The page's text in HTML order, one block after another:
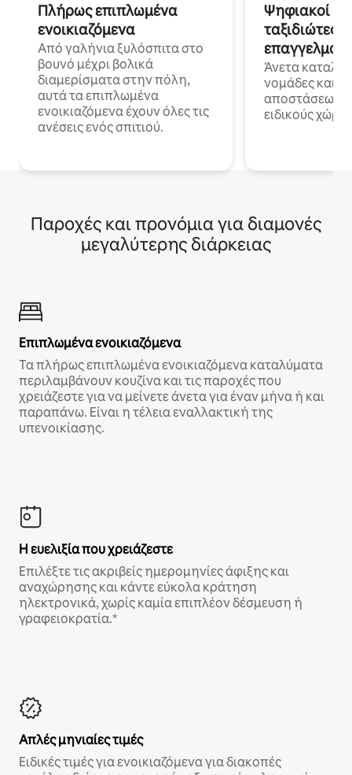
Πλήρως επιπλωμένα
ενοικιαζόμενα
Από γαλήνια ξυλόσπιτα στο
βουνό μέχρι βολικά
διαμερίσματα στην πόλη,
αυτά τα επιπλωμένα
ενοικιαζόμενα έχουν όλες τις
ανέσεις ενός σπιτιού.
Ψηφιακοί
ταξιδιώτες
Άνετα
νομάδες και
αποστάσεως
ειδικούς
Παροχές και προνόμια για διαμονές
μεγαλύτερης διάρκειας
Επιπλωμένα ενοικιαζόμενα
Τα πλήρως επιπλωμένα ενοικιαζόμενα καταλύματα
περιλαμβάνουν κουζίνα και τις παροχές που
χρειάζεστε για να μείνετε άνετα για έναν μήνα ή και
παραπάνω. Είναι η τέλεια εναλλακτική της
υπενοικίασης.
Η ευελιξία που χρειάζεστε
Επιλέξτε τις ακριβείς ημερομηνίες άφιξης και
αναχώρησης και κάντε εύκολα κράτηση
ηλεκτρονικά, χωρίς καμία επιπλέον δέσμευση ή
γραφειοκρατία.*
Απλές μηνιαίες τιμές
Ειδικές τιμές για ενοικιαζόμενα για διακοπές